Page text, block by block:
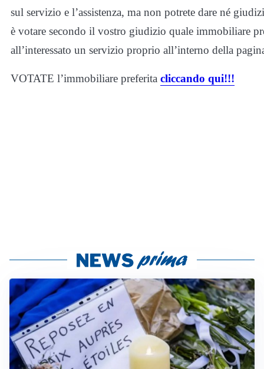
sul servizio e l’assistenza, ma non potrete dare né
è votare secondo il vostro giudizio quale immobiliare
all’interessato un servizio proprio all’interno della
VOTATE l’immobiliare preferita cliccando qui!!!